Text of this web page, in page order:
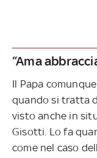
“Ama
Il Papa
quando si tratta
visto anche in
Gisotti. Lo fa
come nel caso